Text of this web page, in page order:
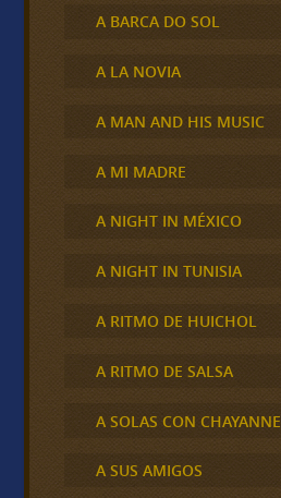
A BARCA DO SOL
A LA NOVIA
A MAN AND HIS MUSIC
A MI MADRE
A NIGHT IN MÉXICO
A NIGHT IN TUNISIA
A RITMO DE HUICHOL
A RITMO DE SALSA
A SOLAS CON CHAYANNE
A SUS AMIGOS